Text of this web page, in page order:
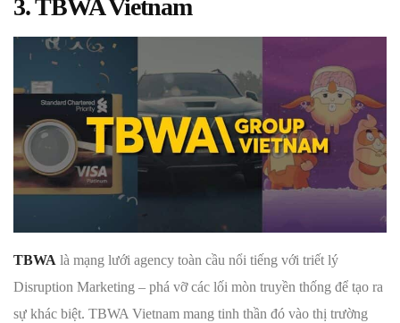
3. TBWA Vietnam
TBWA là mạng lưới agency toàn cầu nổi tiếng với triết lý
Disruption Marketing – phá vỡ các lối mòn truyền thống để tạo ra
sự khác biệt. TBWA Vietnam mang tinh thần đó vào thị trường